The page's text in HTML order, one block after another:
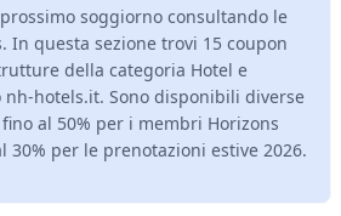
soggiorno consultando le
In questa sezione trovi 15 coupon
della categoria Hotel e
hotels.it. Sono disponibili diverse
al 50% per i membri Horizons
30% per le prenotazioni estive 2026.